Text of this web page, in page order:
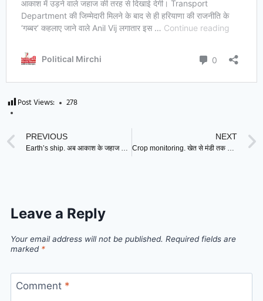
Post Views: 278
PREVIOUS
Earth’s ship. अब आकाश के जहाज की तरह दिखेगी धरती के ‘जहाज’ की लोकेशन !
NEXT
Crop monitoring. खेत से मंडी तक किसान की फसल पर रहेगी पूरी निगरानी, CM ने अपनाया कड़ा रुख !
Leave a Reply
Your email address will not be published. Required fields are
marked *
Comment *